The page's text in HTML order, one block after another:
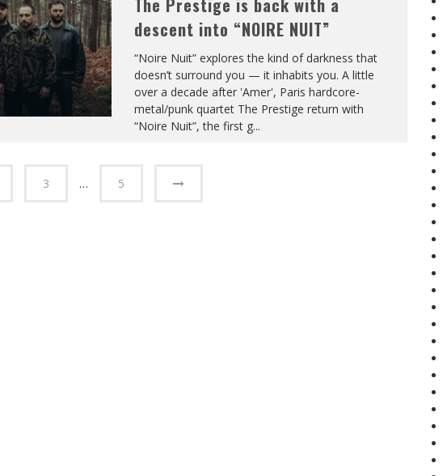
The Prestige is back with a
descent into “NOIRE NUIT”
“Noire Nuit” explores the kind of darkness that
doesn’t surround you — it inhabits you. A little
over a decade after 'Amer', Paris hardcore-
metal/punk quartet The Prestige return with
“Noire Nuit”, the first g...
3 … 5